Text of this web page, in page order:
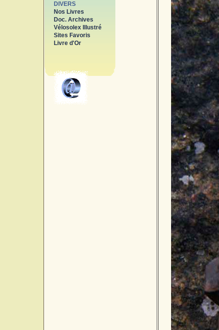
DIVERS
Nos Livres
Doc. Archives
Vélosolex Illustré
Sites Favoris
Livre d'Or